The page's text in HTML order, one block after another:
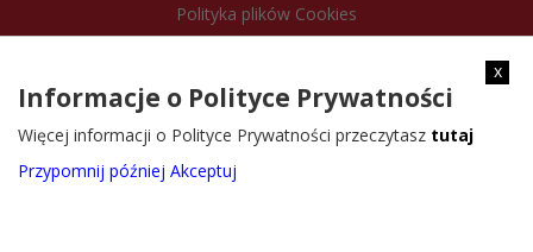
Polityka plików Cookies
x
Informacje o Polityce Prywatności
Więcej informacji o Polityce Prywatności przeczytasz tutaj
Przypomnij później Akceptuj